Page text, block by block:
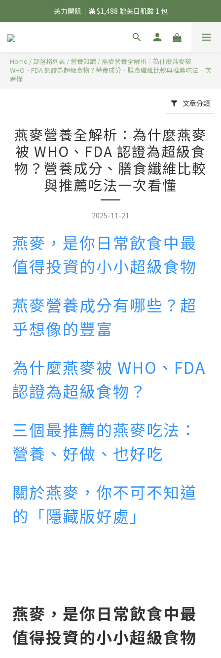
夏日輕補給｜500g 植物蛋白最低 $373 起
美力開肌｜滿 $1,488 贈美日肌酸 1 包
夏日輕補給｜500g 植物蛋白最低 $373 起
Home / 部落格列表 / 營養知識 /燕麥營養全解析：為什麼燕麥被
WHO、FDA 認證為超級食物？營養成分、膳食纖維比較與推薦吃法一次
看懂
文章分類
燕麥營養全解析：為什麼燕麥
被 WHO、FDA 認證為超級食
物？營養成分、膳食纖維比較
與推薦吃法一次看懂
2025-11-21
燕麥，是你日常飲食中最
值得投資的小小超級食物
燕麥營養成分有哪些？超
乎想像的豐富
為什麼燕麥被 WHO、FDA
認證為超級食物？
三個最推薦的燕麥吃法：
營養、好做、也好吃
關於燕麥，你不可不知道
的「隱藏版好處」
燕麥，是你日常飲食中最
值得投資的小小超級食物